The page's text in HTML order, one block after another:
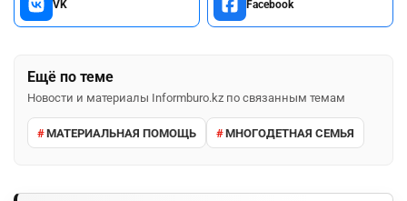
VK Facebook
Ещё по теме
Новости и материалы Informburo.kz по связанным темам
МАТЕРИАЛЬНАЯ ПОМОЩЬ МНОГОДЕТНАЯ СЕМЬЯ